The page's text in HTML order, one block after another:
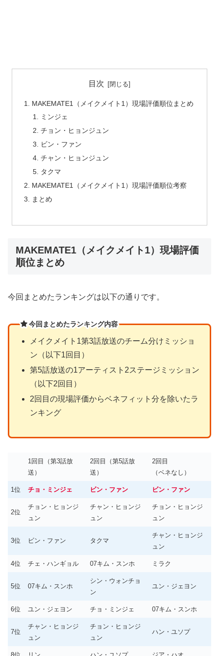
目次
MAKEMATE1（メイクメイト1）現場評価順位まとめ
ミンジェ
チョン・ヒョンジュン
ビン・ファン
チャン・ヒョンジュン
タクマ
MAKEMATE1（メイクメイト1）現場評価順位考察
まとめ
MAKEMATE1（メイクメイト1）現場評価
順位まとめ
今回まとめたランキングは以下の通りです。
今回まとめたランキング内容
メイクメイト1第3話放送のチーム分けミッショ
ン（以下1回目）
第5話放送の1アーティスト2ステージミッション
（以下2回目）
2回目の現場評価からベネフィット分を除いたラ
ンキング
1回目（第3話放
送）
2回目（第5話放
送）
2回目
（ベネなし）
1位 チョ・ミンジェ ビン・ファン ビン・ファン
2位
チョン・ヒョンジ
ュン
チャン・ヒョンジ
ュン
チョン・ヒョンジ
ュン
3位 ビン・ファン タクマ
チャン・ヒョンジ
ュン
4位 チェ・ハンギョル 07キム・スンホ ミラク
5位 07キム・スンホ
シン・ウォンチョ
ン
ユン・ジェヨン
6位 ユン・ジェヨン チョ・ミンジェ 07キム・スンホ
7位
チャン・ヒョンジ
ュン
チョン・ヒョンジ
ュン
ハン・ユソプ